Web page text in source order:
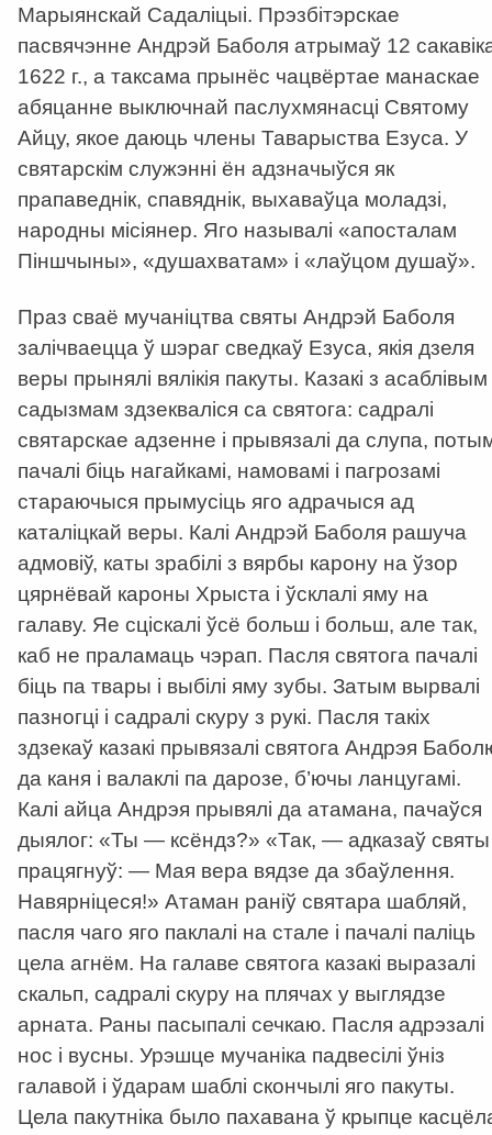
Марыянскай Садаліцыі. Прэзбітэрскае
пасвячэнне Андрэй Баболя атрымаў 12
1622 г., а таксама прынёс чацвёртае манаскае
абяцанне выключнай паслухмянасці Святому
Айцу, якое даюць члены Таварыства Езуса. У
святарскім служэнні ён адзначыўся як
прапаведнік, спавяднік, выхаваўца моладзі,
народны місіянер. Яго называлі «апосталам
Піншчыны», «душахватам» і «лаўцом душаў».
Праз сваё мучаніцтва святы Андрэй Баболя
залічваецца ў шэраг сведкаў Езуса, якія дзеля
веры прынялі вялікія пакуты. Казакі з асаблівым
садызмам здзекваліся са святога: садралі
святарскае адзенне і прывязалі да слупа,
пачалі біць нагайкамі, намовамі і пагрозамі
стараючыся прымусіць яго адрачыся ад
каталіцкай веры. Калі Андрэй Баболя рашуча
адмовіў, каты зрабілі з вярбы карону на ўзор
цярнёвай кароны Хрыста і ўсклалі яму на
галаву. Яе сціскалі ўсё больш і больш, але так,
каб не праламаць чэрап. Пасля святога пачалі
біць па твары і выбілі яму зубы. Затым вырвалі
пазногці і садралі скуру з рукі. Пасля такіх
здзекаў казакі прывязалі святога Андрэя
да каня і валаклі па дарозе, б’ючы ланцугамі.
Калі айца Андрэя прывялі да атамана, пачаўся
дыялог: «Ты — ксёндз?» «Так, — адказаў святы
працягнуў: — Мая вера вядзе да збаўлення.
Навярніцеся!» Атаман раніў святара шабляй,
пасля чаго яго паклалі на стале і пачалі паліць
цела агнём. На галаве святога казакі выразалі
скальп, садралі скуру на плячах у выглядзе
арната. Раны пасыпалі сечкаю. Пасля адрэзалі
нос і вусны. Урэшце мучаніка падвесілі ўніз
галавой і ўдарам шаблі скончылі яго пакуты.
Цела пакутніка было пахавана ў крыпце